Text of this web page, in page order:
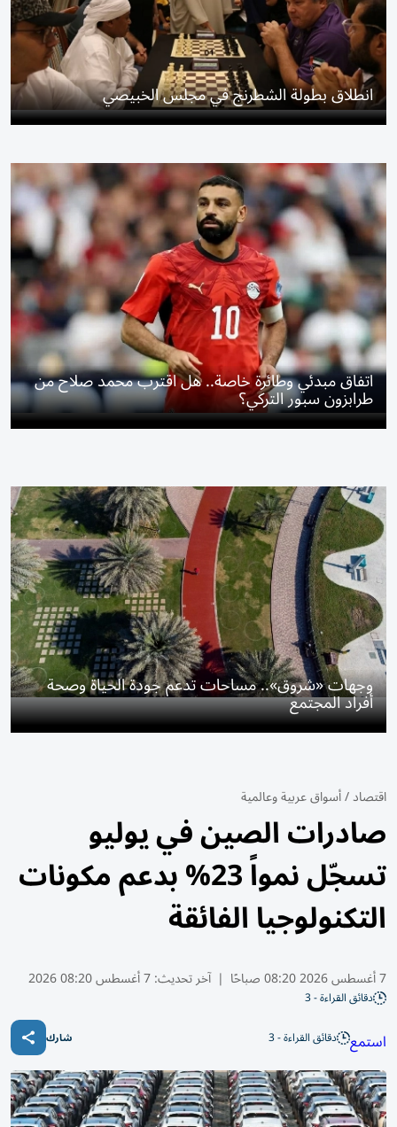
انطلاق بطولة الشطرنج في مجلس الخبيصي
اتفاق مبدئي وطائرة خاصة.. هل اقترب محمد صلاح من
طرابزون سبور التركي؟
وجهات «شروق».. مساحات تدعم جودة الحياة وصحة
أفراد المجتمع
اقتصاد/أسواق عربية وعالمية
صادرات الصين في يوليو
تسجّل نمواً 23% بدعم مكونات
التكنولوجيا الفائقة
7 أغسطس 2026 08:20 صباحًا | آخر تحديث:7 أغسطس 08:20 2026
دقائق القراءة - 3
استمع دقائق القراءة - 3 شارك